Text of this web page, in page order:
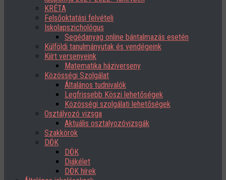
KRÉTA
Felsőoktatási felvételi
Iskolapszichológus
Segédanyag online bántalmazás esetén
Külföldi tanulmányutak és vendégeink
Kiírt versenyeink
Matematika háziverseny
Közösségi Szolgálat
Általános tudnivalók
Legfrissebb Köszi lehetőségek
Közösségi szolgálati lehetőségek
Osztályozó vizsga
Aktuális osztalyozóvizsgák
Szakkörök
DÖK
DÖK
Diákélet
DÖK hírek